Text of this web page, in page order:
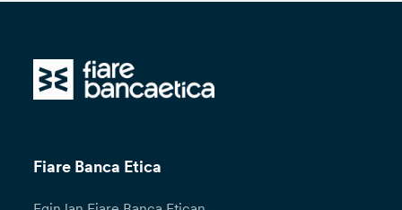
Fiare Banca Etica